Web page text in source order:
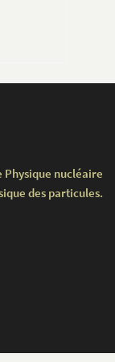
nucléaire
des particules.